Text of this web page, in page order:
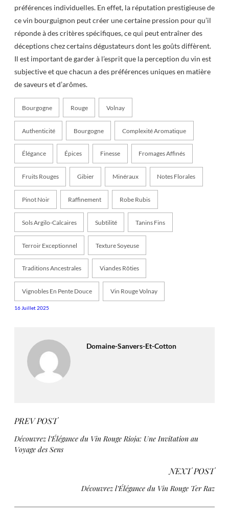
préférences individuelles. En effet, la réputation prestigieuse de
ce vin bourguignon peut créer une certaine pression pour qu’il
réponde à des critères spécifiques, ce qui peut entraîner des
déceptions chez certains dégustateurs dont les goûts diffèrent.
Il est important de garder à l’esprit que la perception du vin est
subjective et que chacun a des préférences uniques en matière
de saveurs et d’arômes.
Bourgogne Rouge Volnay
Authenticité Bourgogne Complexité Aromatique
Élégance Épices Finesse Fromages Affinés
Fruits Rouges Gibier Minéraux Notes Florales
Pinot Noir Raffinement Robe Rubis
Sols Argilo-Calcaires Subtilité Tanins Fins
Terroir Exceptionnel Texture Soyeuse
Traditions Ancestrales Viandes Rôties
Vignobles En Pente Douce Vin Rouge Volnay
16 Juillet 2025
Domaine-Sanvers-Et-Cotton
PREV POST
Découvrez l’Élégance du Vin Rouge Rioja: Une Invitation au
Voyage des Sens
NEXT POST
Découvrez l’Élégance du Vin Rouge Ter Raz